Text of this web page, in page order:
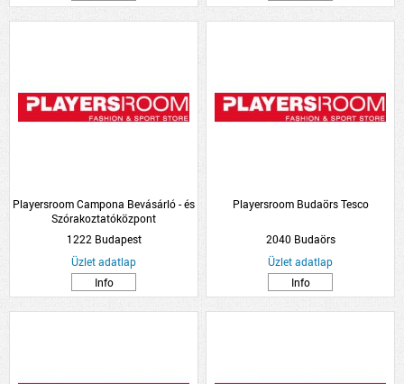
Playersroom Campona Bevásárló - és
Szórakoztatóközpont
1222 Budapest
Üzlet adatlap
Info
Playersroom Budaörs Tesco
2040 Budaörs
Üzlet adatlap
Info